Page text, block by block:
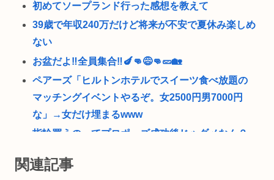
初めてソープランド行った感想を教えて
39歳で年収240万だけど将来が不安で夏休み楽しめ
ない
お盆だよ‼全員集合‼🍆👊😅👊🥒🏡
ペアーズ「ヒルトンホテルでスイーツ食べ放題の
マッチングイベントやるぞ。女2500円男7000円
な」→女だけ埋まるwww
指輪買うのってプロポーズ成功後じゃダメなん？
ジ加えなきゃ」←これ
関連記事